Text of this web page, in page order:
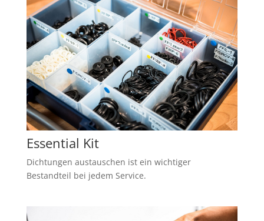
Essential Kit
Dichtungen austauschen ist ein wichtiger
Bestandteil bei jedem Service.